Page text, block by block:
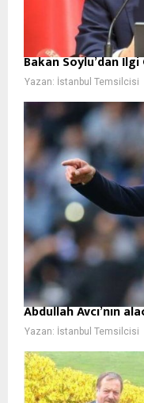
Bakan Soylu’dan
Yazan: İstanbul Temsilcisi
Abdullah Avcı’nın
Yazan: İstanbul Temsilcisi